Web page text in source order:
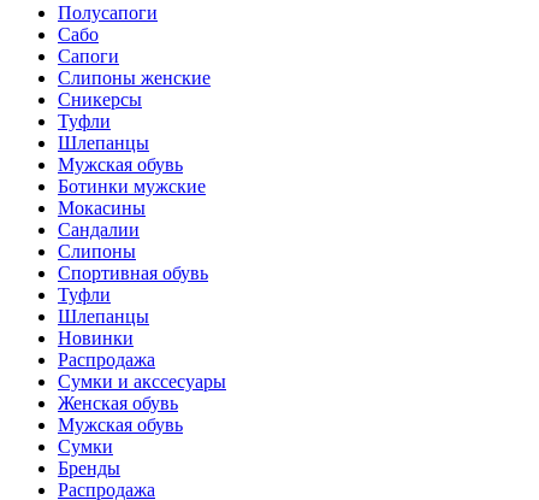
Полусапоги
Сабо
Сапоги
Слипоны женские
Сникерсы
Туфли
Шлепанцы
Мужская обувь
Ботинки мужские
Мокасины
Сандалии
Слипоны
Спортивная обувь
Туфли
Шлепанцы
Новинки
Распродажа
Сумки и акссесуары
Женская обувь
Мужская обувь
Сумки
Бренды
Распродажа